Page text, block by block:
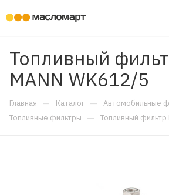
Топливный
MANN WK612/5
Главная — Каталог — Автомобильные
Топливные фильтры — Топливный фильтр